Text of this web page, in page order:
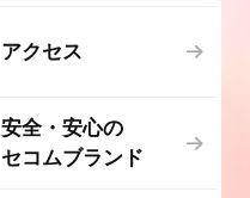
アクセス
安全・安心の
セコムブランド